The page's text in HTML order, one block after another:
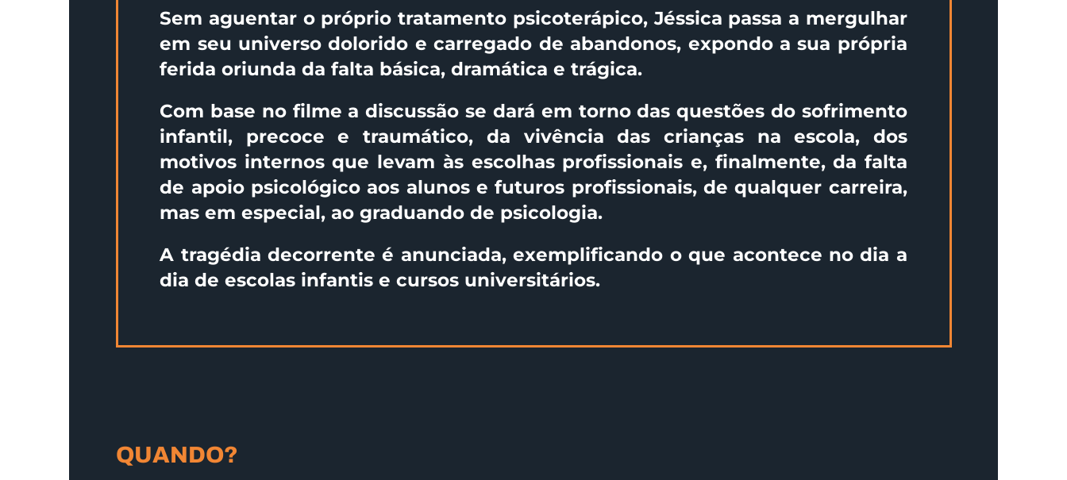
Sem aguentar o próprio tratamento psicoterápico, Jéssica passa a mergulhar
em seu universo dolorido e carregado de abandonos, expondo a sua própria
ferida oriunda da falta básica, dramática e trágica.
Com base no filme a discussão se dará em torno das questões do sofrimento
infantil, precoce e traumático, da vivência das crianças na escola, dos
motivos internos que levam às escolhas profissionais e, finalmente, da falta
de apoio psicológico aos alunos e futuros profissionais, de qualquer carreira,
mas em especial, ao graduando de psicologia.
A tragédia decorrente é anunciada, exemplificando o que acontece no dia a
dia de escolas infantis e cursos universitários.
QUANDO?